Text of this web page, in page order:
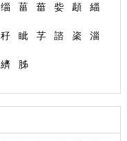
缁 菑 葘 姕 頿 緇
秄 眦 芓 諮 秶 淄
纃 胏